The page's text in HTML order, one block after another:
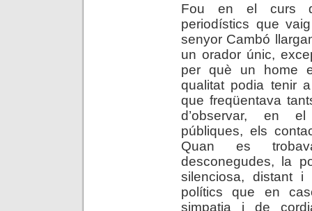
Fou en el curs
periodístics que
senyor Cambó
un orador únic,
per què un home
qualitat podia tenir
que freqüentava
d’observar, en
públiques, els
Quan es
desconegudes, la
silenciosa, distant
polítics que en
simpatia i de